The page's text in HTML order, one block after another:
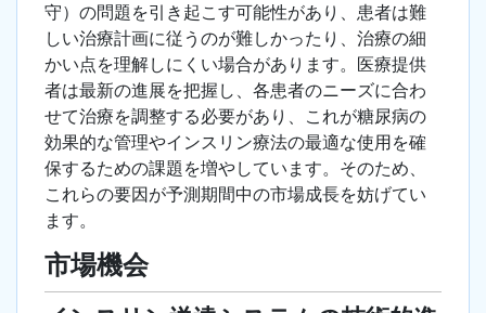
守）の問題を引き起こす可能性があり、患者は難
しい治療計画に従うのが難しかったり、治療の細
かい点を理解しにくい場合があります。医療提供
者は最新の進展を把握し、各患者のニーズに合わ
せて治療を調整する必要があり、これが糖尿病の
効果的な管理やインスリン療法の最適な使用を確
保するための課題を増やしています。そのため、
これらの要因が予測期間中の市場成長を妨げてい
ます。
市場機会